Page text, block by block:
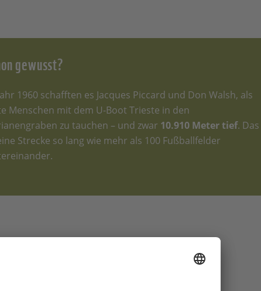
gewusst?
1960 schafften es Jacques Piccard und Don Walsh, als
Menschen mit dem U-Boot Trieste in den
zu tauchen – und zwar 10.910 Meter tief. Das
Strecke so lang wie mehr als 100 Fußballfelder